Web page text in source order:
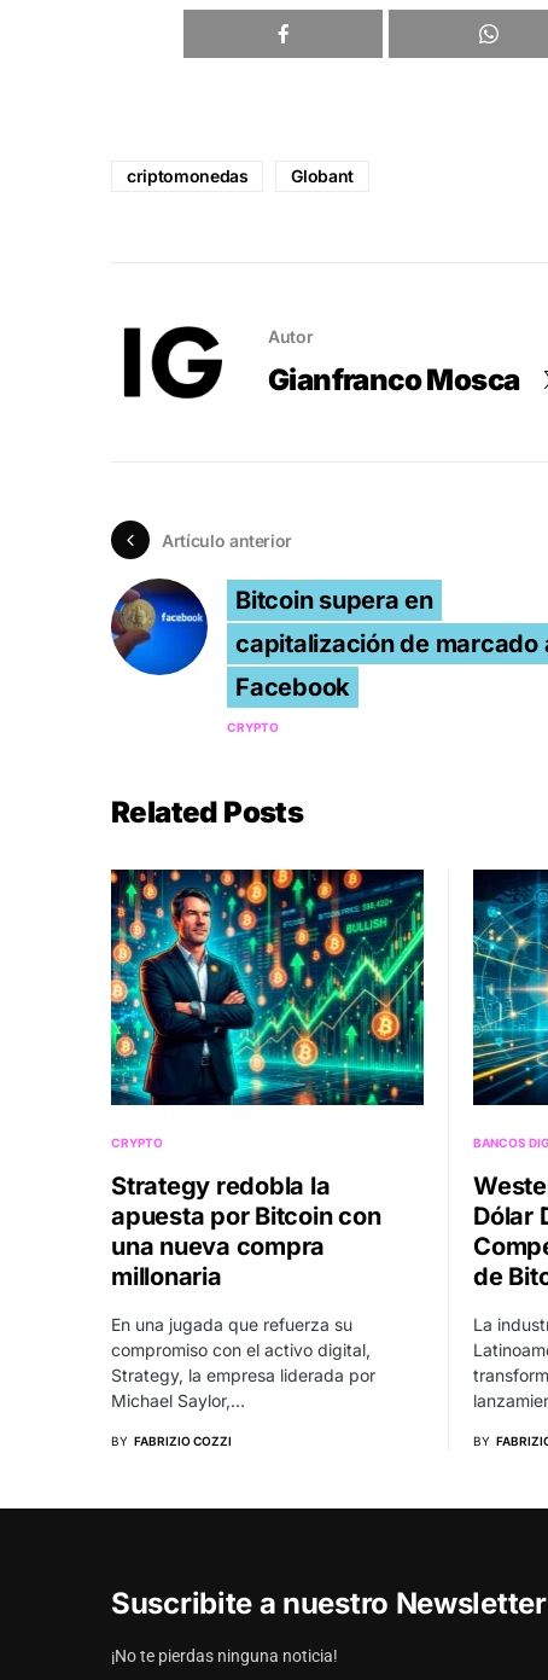
criptomonedas Globant
Autor
Gianfranco Mosca
Artículo anterior
Bitcoin supera en
capitalización de marcado
Facebook
CRYPTO
Related Posts
CRYPTO
Strategy redobla la
apuesta por Bitcoin con
una nueva compra
millonaria
En una jugada que refuerza su
compromiso con el activo digital,
Strategy, la empresa liderada por
Michael Saylor,…
BY FABRIZIO COZZI
BANCOS
Dólar
de
La
BY
Suscribite a nuestro
¡No te pierdas ninguna noticia!